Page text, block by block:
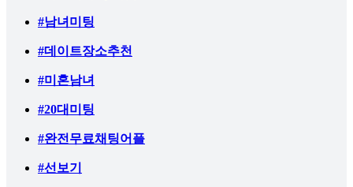
#남녀미팅
#데이트장소추천
#미혼남녀
#20대미팅
#완전무료채팅어플
#선보기